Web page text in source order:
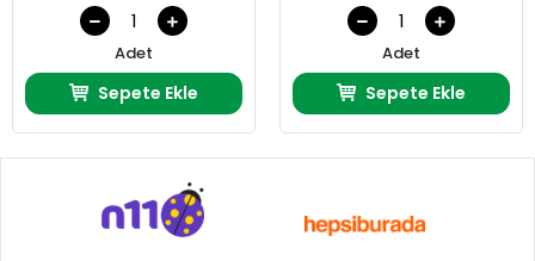
Adet
Sepete Ekle
Adet
Sepete Ekle